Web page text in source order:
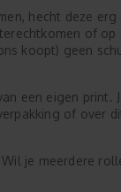
hecht deze
of
koopt) geen
een eigen print.
of over
je meerdere